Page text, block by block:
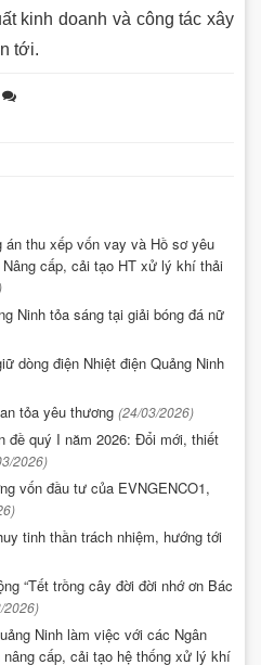
kinh doanh và công tác xây
tới.
thu xếp vốn vay và Hồ sơ yêu
cấp, cải tạo HT xử lý khí thải
Ninh tỏa sáng tại giải bóng đá nữ
dòng điện Nhiệt điện Quảng Ninh
tỏa yêu thương (24/03/2026)
đề quý I năm 2026: Đổi mới, thiết
2026)
vốn đầu tư của EVNGENCO1,
tinh thần trách nhiệm, hướng tới
“Tết trồng cây đời đời nhớ ơn Bác
2026)
Ninh làm việc với các Ngân
cấp, cải tạo hệ thống xử lý khí